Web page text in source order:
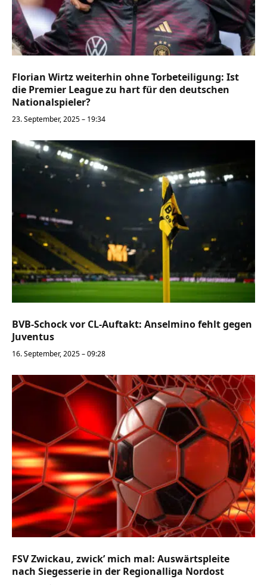
Florian Wirtz weiterhin ohne Torbeteiligung: Ist
die Premier League zu hart für den deutschen
Nationalspieler?
23. September, 2025 – 19:34
BVB-Schock vor CL-Auftakt: Anselmino fehlt gegen
Juventus
16. September, 2025 – 09:28
FSV Zwickau, zwick’ mich mal: Auswärtspleite
nach Siegesserie in der Regionalliga Nordost